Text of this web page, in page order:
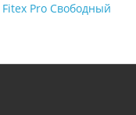
Fitex Pro Cвободный